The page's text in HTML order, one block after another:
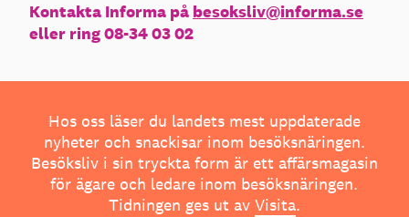
Kontakta Informa på besoksliv@informa.se
eller ring 08-34 03 02
Hos oss läser du landets mest uppdaterade
nyheter och snackisar inom besöksnäringen.
Besöksliv i sin tryckta form är ett affärsmagasin
för ägare och ledare inom besöksnäringen.
Tidningen ges ut av Visita.